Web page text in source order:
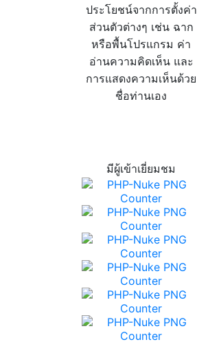
ประโยชน์จากการตั้งค่า
ส่วนตัวต่างๆ เช่น ฉาก
หรือพื้นโปรแกรม ค่า
อ่านความคิดเห็น และ
การแสดงความเห็นด้วย
ชื่อท่านเอง
มีผู้เข้าเยี่ยมชม